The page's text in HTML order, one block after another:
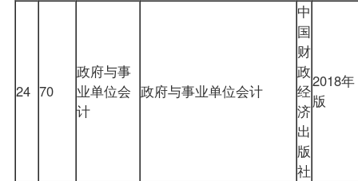
24 70
政府与事
业单位会
计
政府与事业单位会计
中
国
财
政
经
济
出
版
社
2018年
版